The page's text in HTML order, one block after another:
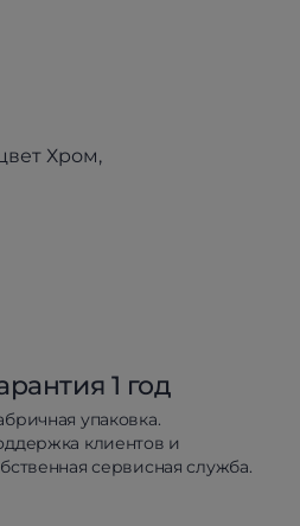
Хром,
1 год
упаковка.
клиентов и
сервисная служба.